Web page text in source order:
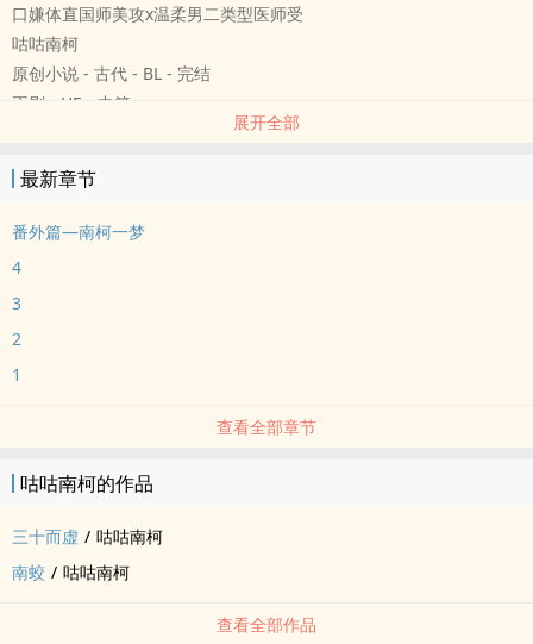
口嫌体直国师美攻x温柔男二类型医师受
咕咕南柯
原创小说 - 古代 - BL - 完结
正剧 - HE - 中篇
展开全部
最新章节
番外篇—南柯一梦
4
3
2
1
查看全部章节
咕咕南柯的作品
三十而虚 / 咕咕南柯
南蛟 / 咕咕南柯
查看全部作品